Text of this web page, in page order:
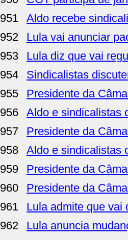
951
Aldo recebe
952
Lula vai anunciar
953
Lula diz que vai
954
Sindicalistas
955
Presidente da
956
Aldo e sindicalistas
957
Presidente da
958
Aldo e sindicalistas
959
Presidente da
960
Presidente da
961
Lula admite que vai
962
Lula anuncia